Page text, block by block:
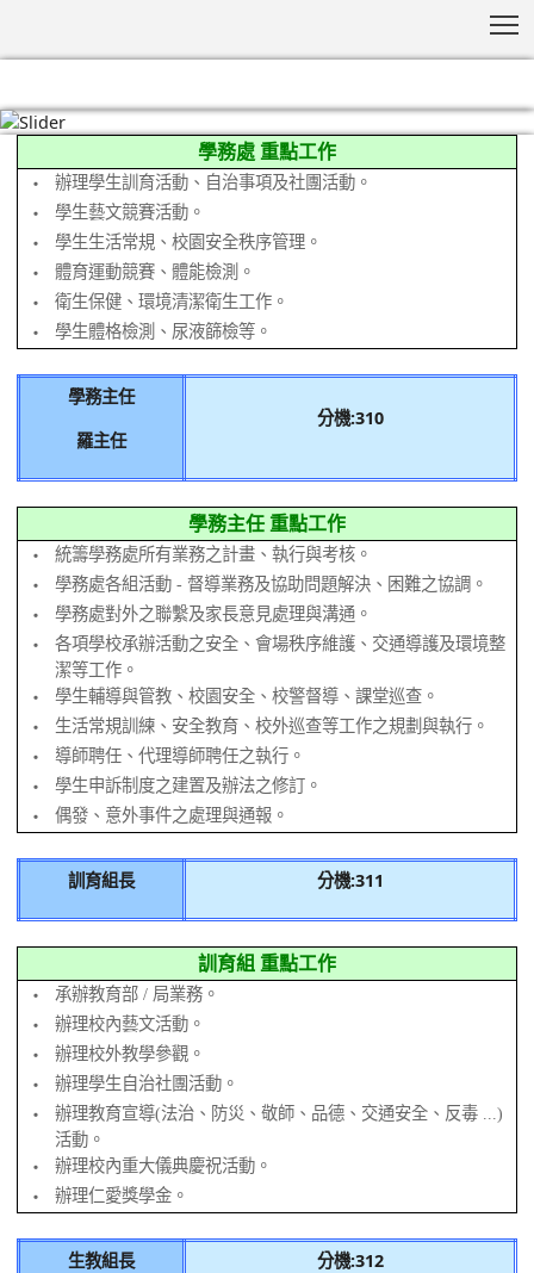
學務處 重點工作
‧
辦理學生訓育活動、自治事項及社團活動。
‧ 學生藝文競賽活動。
‧ 學生生活常規、校園安全秩序管理。
‧ 體育運動競賽、體能檢測。
‧ 衛生保健、環境清潔衛生工作。
‧ 學生體格檢測、尿液篩檢等。
學務主任
羅主任
分機:310
學務主任 重點工作
‧
統籌學務處所有業務之計畫、執行與考核。
‧ 學務處各組活動 - 督導業務及協助問題解決、困難之協調。
‧ 學務處對外之聯繫及家長意見處理與溝通。
‧
各項學校承辦活動之安全、會場秩序維護、交通導護及環境整
潔等工作。
‧ 學生輔導與管教、校園安全、校警督導、課堂巡查。
‧ 生活常規訓練、安全教育、校外巡查等工作之規劃與執行。
‧ 導師聘任、代理導師聘任之執行。
‧ 學生申訴制度之建置及辦法之修訂。
‧ 偶發、意外事件之處理與通報。
訓育組長 分機:311
訓育組 重點工作
‧
承辦教育部 / 局業務。
‧ 辦理校內藝文活動。
‧ 辦理校外教學參觀。
‧ 辦理學生自治社團活動。
‧
辦理教育宣導(法治、防災、敬師、品德、交通安全、反毒 ...)
活動。
‧ 辦理校內重大儀典慶祝活動。
‧ 辦理仁愛獎學金。
生教組長 分機:312